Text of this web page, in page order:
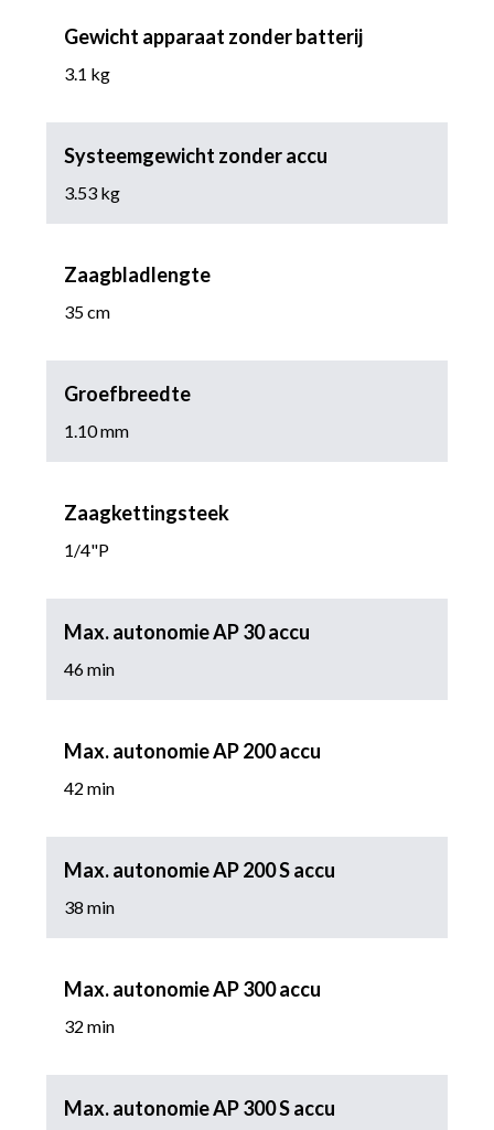
Gewicht apparaat zonder batterij
3.1 kg
Systeemgewicht zonder accu
3.53 kg
Zaagbladlengte
35 cm
Groefbreedte
1.10 mm
Zaagkettingsteek
1/4"P
Max. autonomie AP 30 accu
46 min
Max. autonomie AP 200 accu
42 min
Max. autonomie AP 200 S accu
38 min
Max. autonomie AP 300 accu
32 min
Max. autonomie AP 300 S accu